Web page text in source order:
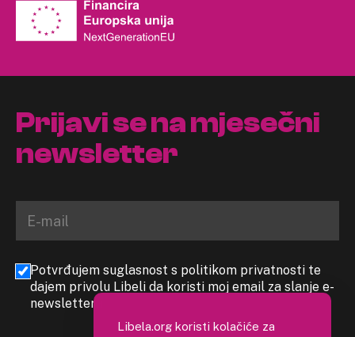
Prijavi se na mjesečni
newsletter
Potvrđujem suglasnost s politikom privatnosti te
dajem privolu Libeli da koristi moj email za slanje e-
newslettera
Libela.org koristi kolačiće za